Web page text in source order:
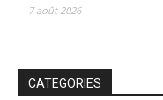
7 août 2026
CATEGORIES